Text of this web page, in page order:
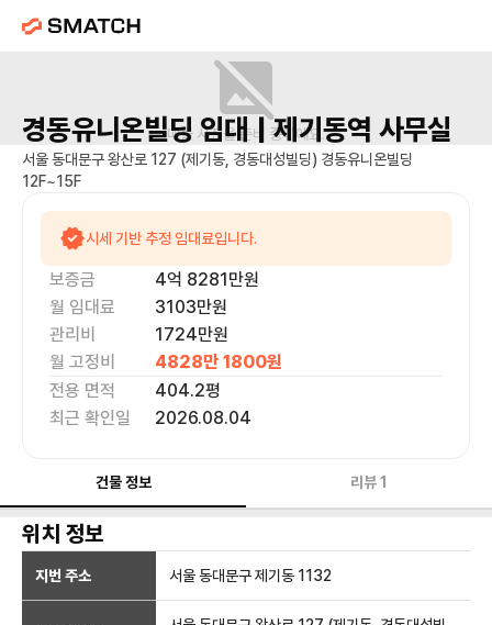
매물 사진을 준비 중이에요.
경동유니온빌딩임대 | 제기동역 사무실
서울 동대문구 왕산로 127 (제기동, 경동대성빌딩) 경동유니온빌딩
12F~15F
시세 기반 추정 임대료입니다.
보증금 4억 8281만원
월 임대료
3103만원
관리비
1724만원
월 고정비
4828만 1800원
전용 면적
404.2평
최근 확인일
2026.08.04
건물 정보 리뷰1
위치 정보
지번 주소 서울 동대문구 제기동 1132